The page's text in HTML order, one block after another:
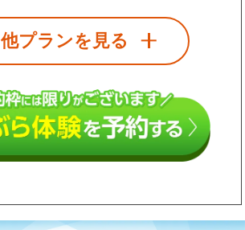
他プランを見る